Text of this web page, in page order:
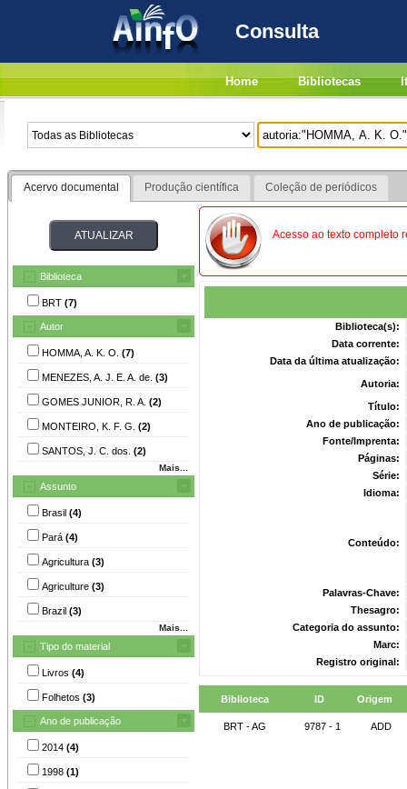
Consulta
Home Bibliotecas
Acervo documental Produção científica Coleção de periódicos
Biblioteca
BRT (7)
Autor
HOMMA, A. K. O. (7)
MENEZES, A. J. E. A. de. (3)
GOMES JUNIOR, R. A. (2)
MONTEIRO, K. F. G. (2)
SANTOS, J. C. dos. (2)
Mais...
Assunto
Brasil (4)
Pará (4)
Agricultura (3)
Agriculture (3)
Brazil (3)
Mais...
Tipo do material
Livros (4)
Folhetos (3)
Ano de publicação
2014 (4)
1998 (1)
Acesso ao texto completo
Biblioteca(s):
Data corrente:
Data da última atualização:
Autoria:
Título:
Ano de publicação:
Fonte/Imprenta:
Páginas:
Série:
Idioma:
Conteúdo:
Palavras-Chave:
Thesagro:
Categoria do assunto:
Marc:
Registro original:
Biblioteca ID Origem
BRT - AG 9787 - 1 ADD